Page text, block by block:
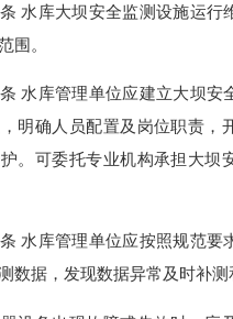
库大坝安全监测设施运行
围。
库管理单位应建立大坝安
明确人员配置及岗位职责，
。可委托专业机构承担大坝
库管理单位应按照规范要
数据，发现数据异常及时补测